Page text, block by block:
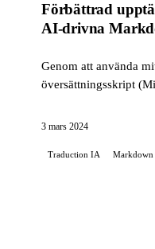
Förbättrad
AI-drivna
Genom att använda
översättningsskript
stötte jag på...
3 mars 2024
Traduction IA Markdown